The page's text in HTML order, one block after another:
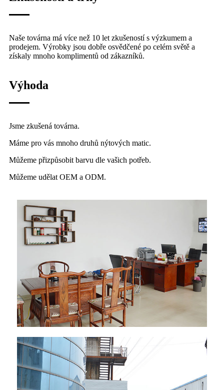
Naše továrna má více než 10 let zkušeností s výzkumem a
prodejem. Výrobky jsou dobře osvědčené po celém světě a
získaly mnoho komplimentů od zákazníků.
Výhoda
Jsme zkušená továrna.
Máme pro vás mnoho druhů nýtových matic.
Můžeme přizpůsobit barvu dle vašich potřeb.
Můžeme udělat OEM a ODM.